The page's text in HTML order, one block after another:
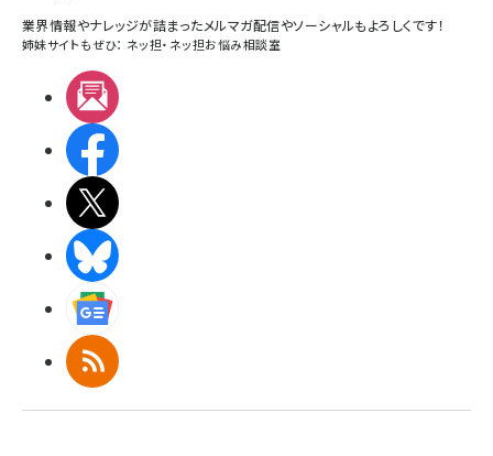
業界情報やナレッジが詰まったメルマガ配信やソーシャルもよろしくです！
姉妹サイトもぜひ： ネッ担・ ネッ担お悩み相談室
RSS